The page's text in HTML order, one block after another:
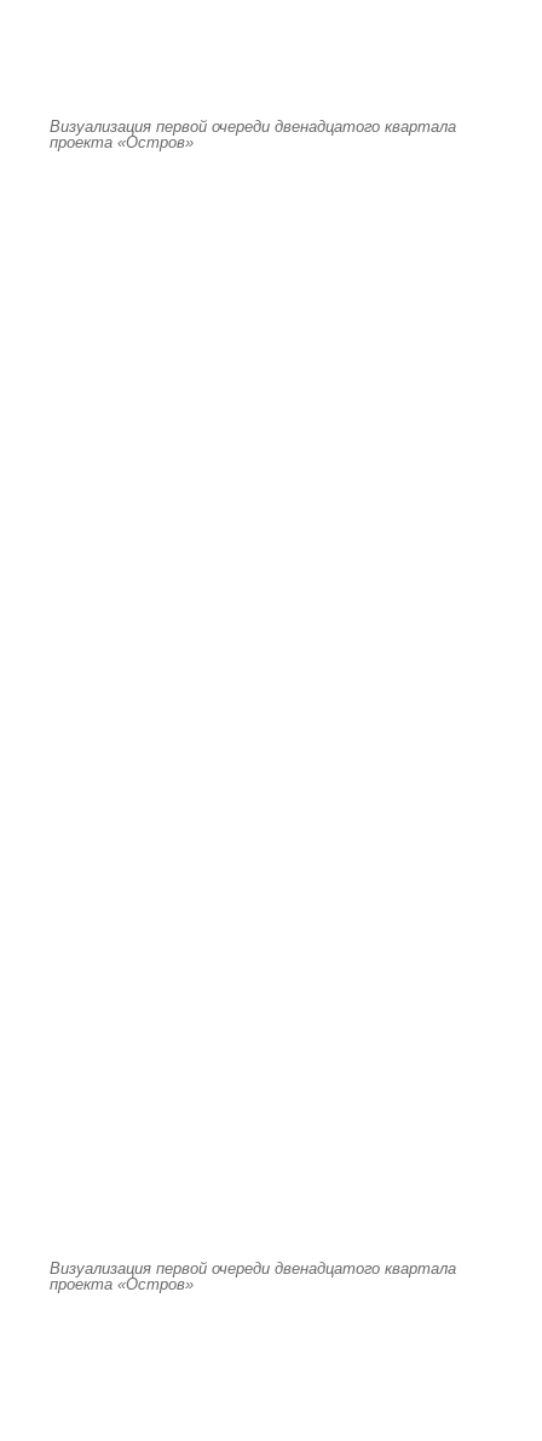
Визуализация первой очереди двенадцатого квартала
проекта «Остров»
Визуализация первой очереди двенадцатого квартала
проекта «Остров»